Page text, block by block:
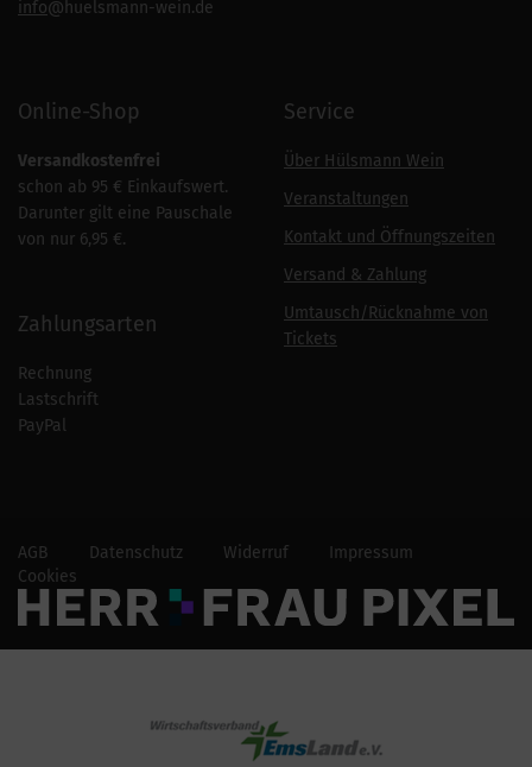
info@huelsmann-wein.de
Online-Shop
Versandkostenfrei
schon ab 95 € Einkaufswert.
Darunter gilt eine Pauschale
von nur 6,95 €.
Zahlungsarten
Rechnung
Lastschrift
PayPal
Service
Über Hülsmann Wein
Veranstaltungen
Kontakt und Öffnungszeiten
Versand & Zahlung
Umtausch/Rücknahme von
Tickets
AGB Datenschutz Widerruf
Impressum
Cookies